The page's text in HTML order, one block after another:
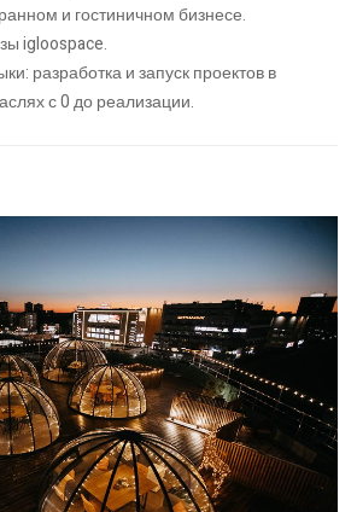
и гостиничном бизнесе.
igloospace.
разработка и запуск проектов в
с 0 до реализации.